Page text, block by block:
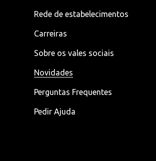
Rede de estabelecimentos
Carreiras
Sobre os vales sociais
Novidades
Perguntas Frequentes
Pedir Ajuda